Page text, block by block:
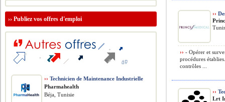
››
›› - Opérer et
procédures
contrôles ...
››
Lrt
››Publiez vos offres d'emploi
›› Technicien de Maintenance Industrielle
Pharmahealth
Béja, Tunisie